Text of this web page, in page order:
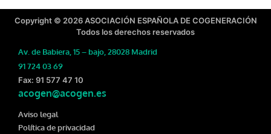
Copyright © 2026 ASOCIACIÓN ESPAÑOLA DE COGENERACIÓN
Todos los derechos reservados
Av. de Babiera, 15 – bajo, 28028 Madrid
91 724 03 69
Fax: 91 577 47 10
acogen@acogen.es
Aviso legal
Política de privacidad